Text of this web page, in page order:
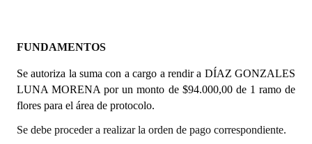
Digesto
Organigrama
DOCUMENTOS
FUNDAMENTOS
Se autoriza la suma con a cargo a rendir a DÍAZ GONZALES
LUNA MORENA por un monto de $94.000,00 de 1 ramo de
flores para el área de protocolo.
Se debe proceder a realizar la orden de pago correspondiente.